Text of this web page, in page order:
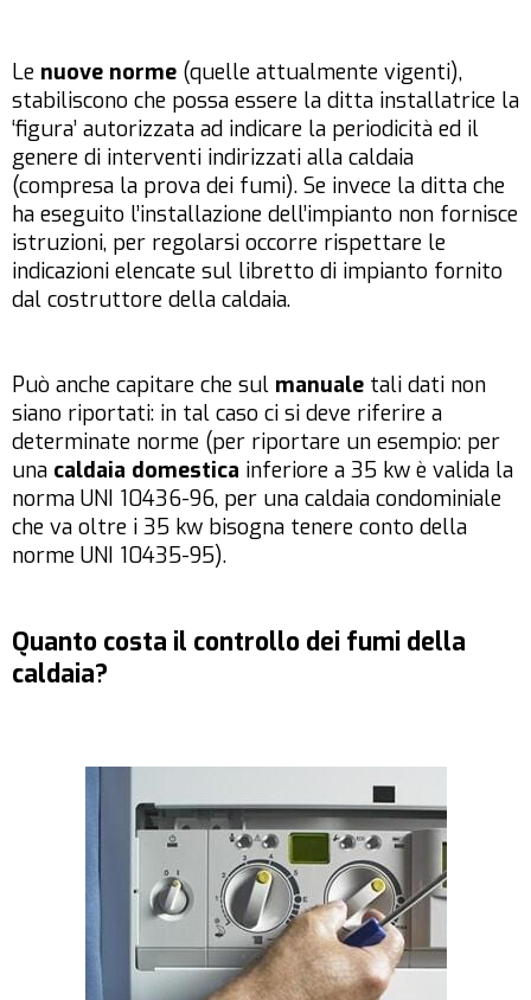
Le nuove norme (quelle attualmente vigenti),
stabiliscono che possa essere la ditta installatrice la
‘figura’ autorizzata ad indicare la periodicità ed il
genere di interventi indirizzati alla caldaia
(compresa la prova dei fumi). Se invece la ditta che
ha eseguito l’installazione dell’impianto non fornisce
istruzioni, per regolarsi occorre rispettare le
indicazioni elencate sul libretto di impianto fornito
dal costruttore della caldaia.
Può anche capitare che sul manuale tali dati non
siano riportati: in tal caso ci si deve riferire a
determinate norme (per riportare un esempio: per
una caldaia domestica inferiore a 35 kw è valida la
norma UNI 10436-96, per una caldaia condominiale
che va oltre i 35 kw bisogna tenere conto della
norme UNI 10435-95).
Quanto costa il controllo dei fumi della
caldaia?